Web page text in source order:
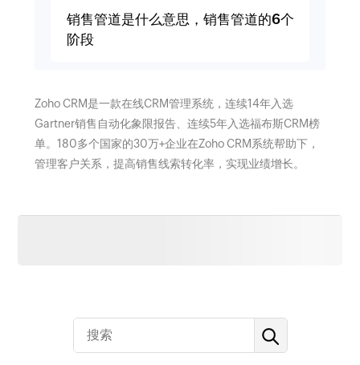
销售管道是什么意思，销售管道的6个
阶段
Zoho CRM是一款在线CRM管理系统，连续14年入选
Gartner销售自动化象限报告、连续5年入选福布斯CRM榜
单。180多个国家的30万+企业在Zoho CRM系统帮助下，
管理客户关系，提高销售线索转化率，实现业绩增长。